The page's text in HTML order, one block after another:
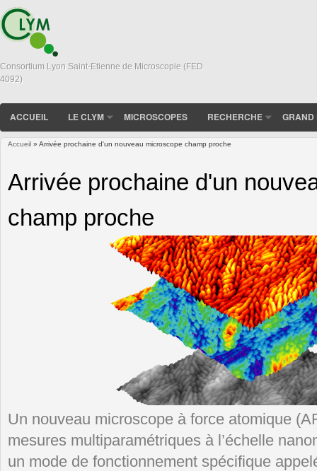
Consortium Lyon Saint-Etienne de Microscopie (FED
4092)
ACCUEIL LE CLYM MICROSCOPES RECHERCHE GRAND
Accueil » Arrivée prochaine d'un nouveau microscope champ proche
Arrivée prochaine d'un
champ proche
Un nouveau microscope à force atomique
mesures multiparamétriques à l’échelle
un mode de fonctionnement spécifique